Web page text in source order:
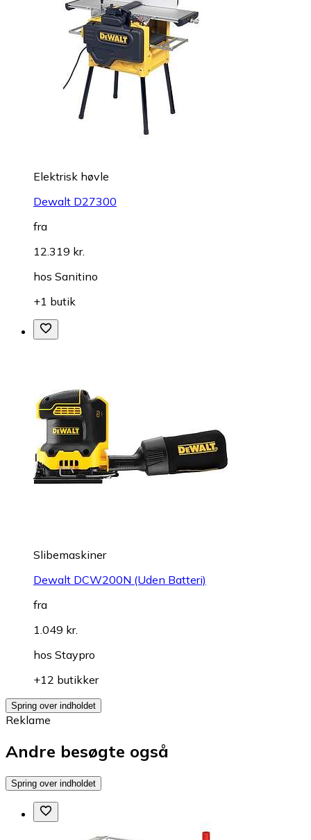
Elektrisk høvle
Dewalt D27300
fra
12.319 kr.
hos Sanitino
+1 butik
Slibemaskiner
Dewalt DCW200N (Uden Batteri)
fra
1.049 kr.
hos Staypro
+12 butikker
Spring over indholdet
Reklame
Andre besøgte også
Spring over indholdet